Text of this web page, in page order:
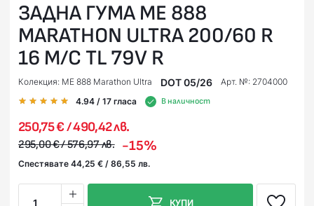
ЗАДНА ГУМА ME 888
MARATHON ULTRA 200/60 R
16 M/C TL 79V R
Колекция: ME 888 Marathon Ultra DOT 05/26
Арт. №: 2704000
4.94 / 17 гласа В наличност
250,75 € / 490,42 лв.
295,00 € / 576,97 лв. -15%
Спестявате 44,25 € / 86,55 лв.
1 КУПИ